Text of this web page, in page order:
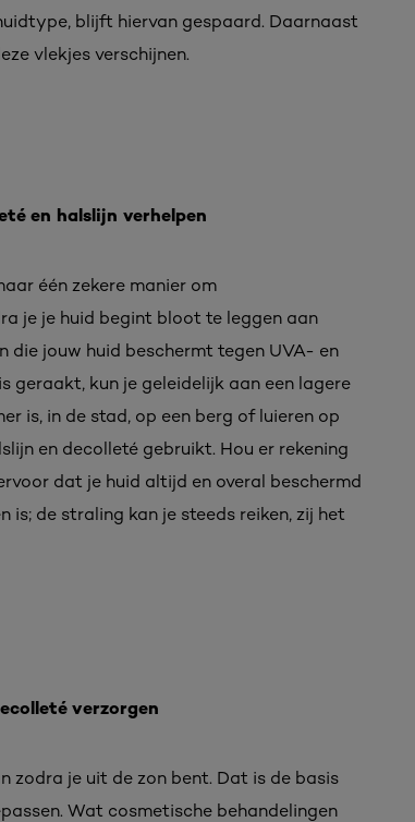
blijft hiervan gespaard. Daarnaast
vlekjes verschijnen.
en halslijn verhelpen
één zekere manier om
je je huid begint bloot te leggen aan
die jouw huid beschermt tegen UVA- en
geraakt, kun je geleidelijk aan een lagere
is, in de stad, op een berg of luieren op
en decolleté gebruikt. Hou er rekening
dat je huid altijd en overal beschermd
de straling kan je steeds reiken, zij het
verzorgen
zodra je uit de zon bent. Dat is de basis
Wat cosmetische behandelingen